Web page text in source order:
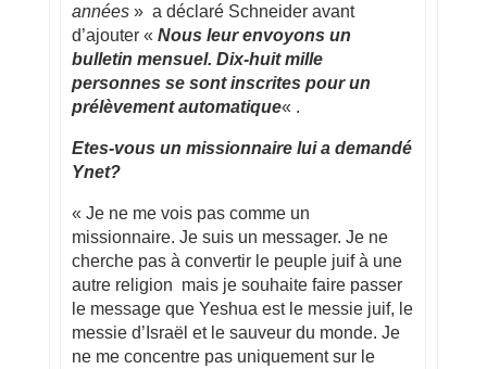
années» a déclaré Schneider avant
d’ajouter « Nous leur envoyons un
bulletin mensuel. Dix-huit mille
personnes se sont inscrites pour un
prélèvement automatique« .
Etes-vous un missionnaire lui a demandé
Ynet?
« Je ne me vois pas comme un
missionnaire. Je suis un messager. Je ne
cherche pas à convertir le peuple juif à une
autre religion mais je souhaite faire passer
le message que Yeshua est le messie juif, le
messie d’Israël et le sauveur du monde. Je
ne me concentre pas uniquement sur le